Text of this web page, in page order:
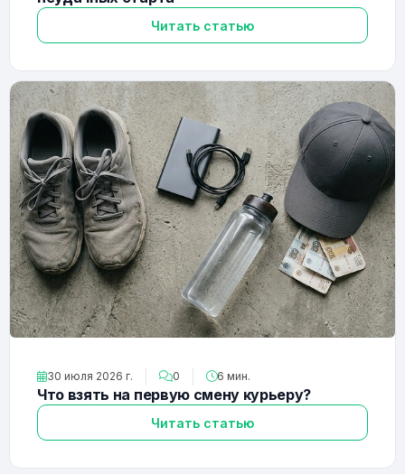
Читать статью
30 июля 2026 г. 0 6 мин.
Что взять на первую смену курьеру?
Читать статью